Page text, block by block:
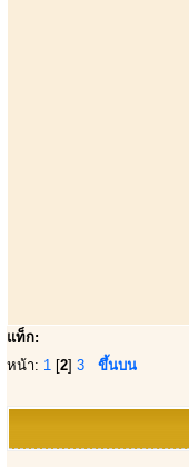
แท็ก:
หน้า: 1 [2] 3 ขึ้นบน